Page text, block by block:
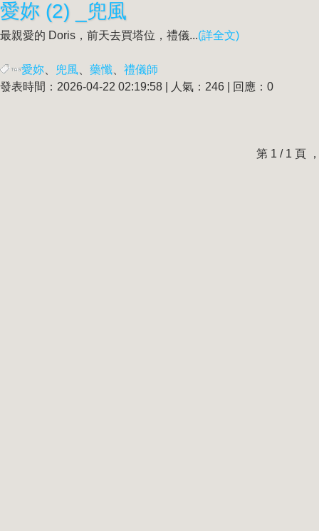
愛妳 (2) _兜風
最親愛的 Doris，前天去買塔位，禮儀...(詳全文)
愛妳 兜風 藥懺
禮儀師
發表時間：2026-04-22 02:19:58 | 人氣：246 | 回應：0
第 1 / 1